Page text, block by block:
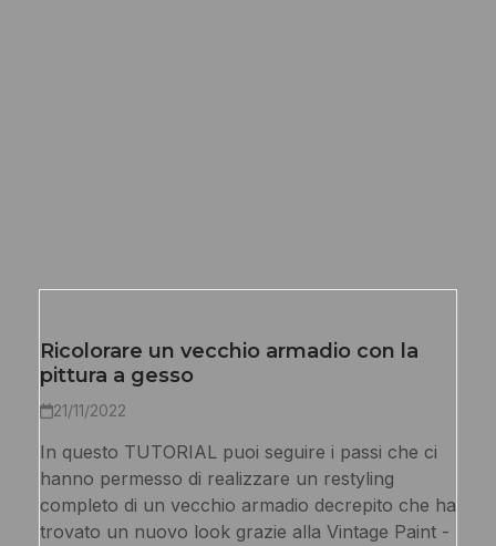
Ricolorare un vecchio armadio con la
pittura a gesso
21/11/2022
In questo TUTORIAL puoi seguire i passi che ci
hanno permesso di realizzare un restyling
completo di un vecchio armadio decrepito che ha
trovato un nuovo look grazie alla Vintage Paint -